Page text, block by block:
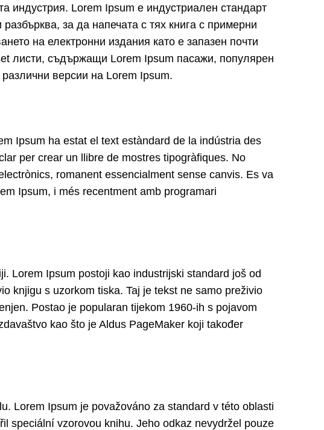
индустрия. Lorem Ipsum е индустриален стандарт
за да напечата с тях книга с примерни
на електронни издания като е запазен почти
листи, съдържащи Lorem Ipsum пасажи, популярен
версии на Lorem Ipsum.
Ipsum ha estat el text estàndard de la indústria des
per crear un llibre de mostres tipogràfiques. No
romanent essencialment sense canvis. Es va
Ipsum, i més recentment amb programari
Lorem Ipsum postoji kao industrijski standard još od
knjigu s uzorkom tiska. Taj je tekst ne samo preživio
Postao je popularan tijekom 1960-ih s pojavom
kao što je Aldus PageMaker koji također
Lorem Ipsum je považováno za standard v této oblasti
speciální vzorovou knihu. Jeho odkaz nevydržel pouze